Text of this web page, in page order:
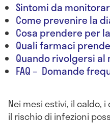
Sintomi da
Come prevenire la
Cosa prendere per
Quali farmaci
Quando rivolgersi al
FAQ – Domande
Nei mesi estivi, il caldo,
il rischio di infezioni